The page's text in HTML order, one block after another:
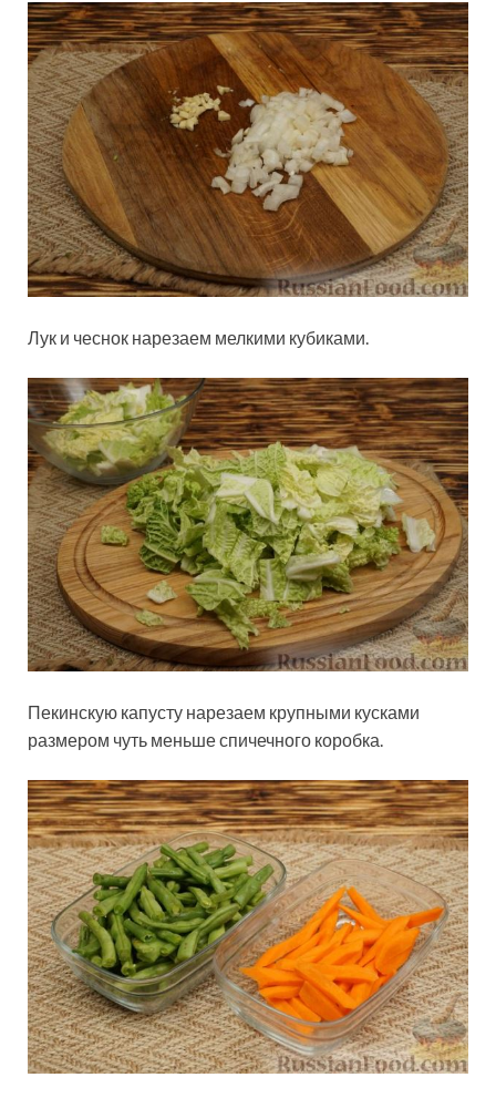
Лук и чеснок нарезаем мелкими кубиками.
Пекинскую капусту нарезаем крупными кусками
размером чуть меньше спичечного коробка.